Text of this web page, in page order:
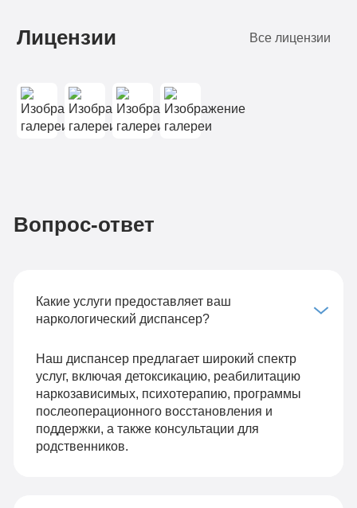
Лицензии Все лицензии
Вопрос-ответ
Какие услуги предоставляет ваш
наркологический диспансер?
Наш диспансер предлагает широкий спектр
услуг, включая детоксикацию, реабилитацию
наркозависимых, психотерапию, программы
послеоперационного восстановления и
поддержки, а также консультации для
родственников.